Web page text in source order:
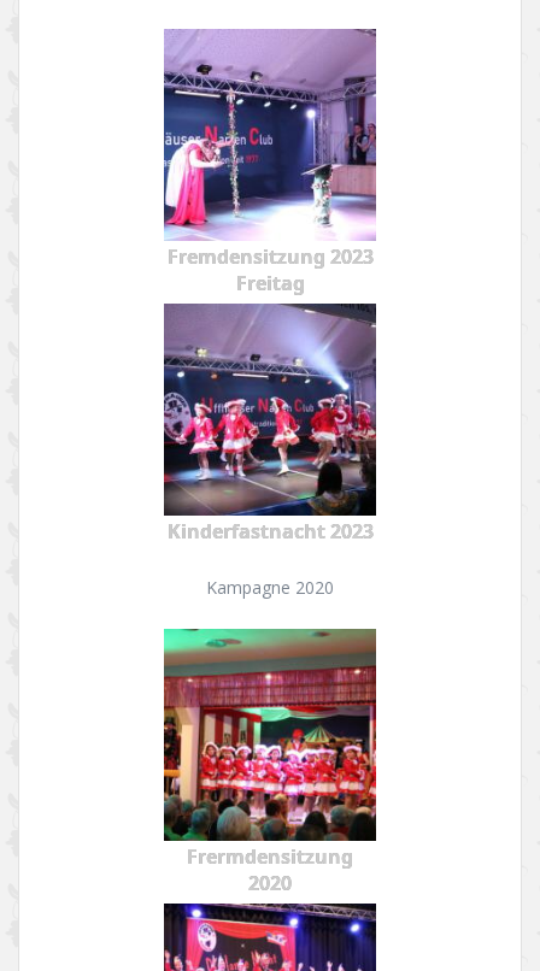
Fremdensitzung 2023
Freitag
Kinderfastnacht 2023
Kampagne 2020
Frermdensitzung
2020